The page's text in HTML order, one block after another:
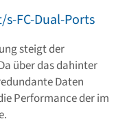
FC-Dual-Ports
steigt der
über das dahinter
Daten
Performance der im